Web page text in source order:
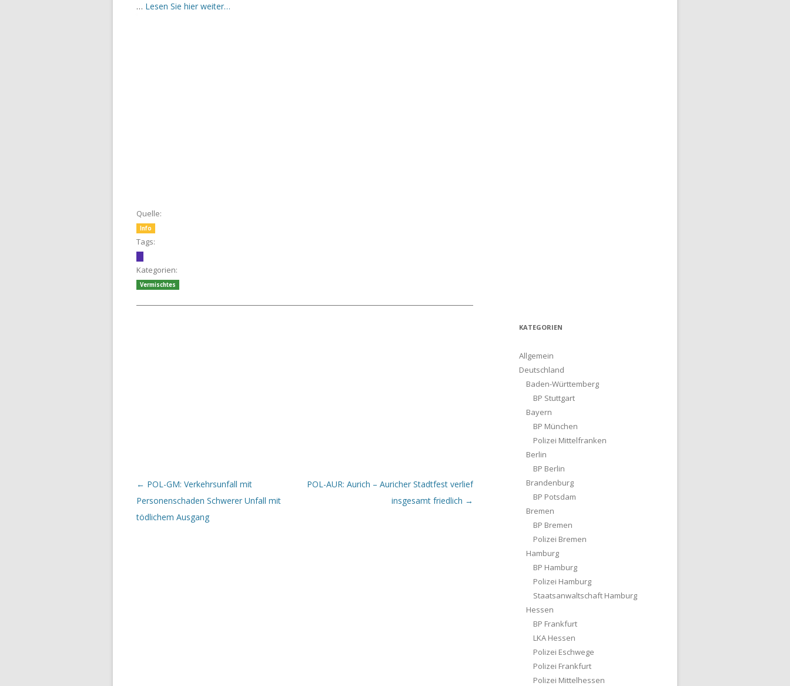
… Lesen Sie hier weiter…
Quelle:
Info
Tags:
Kategorien:
Vermischtes
Beitrags-Navigation
← POL-GM: Verkehrsunfall mit
Personenschaden Schwerer Unfall mit
tödlichem Ausgang
POL-AUR: Aurich – Auricher Stadtfest verlief
insgesamt friedlich →
KATEGORIEN
Allgemein
Deutschland
Baden-Württemberg
BP Stuttgart
Bayern
BP München
Polizei Mittelfranken
Berlin
BP Berlin
Brandenburg
BP Potsdam
Bremen
BP Bremen
Polizei Bremen
Hamburg
BP Hamburg
Polizei Hamburg
Staatsanwaltschaft Hamburg
Hessen
BP Frankfurt
LKA Hessen
Polizei Eschwege
Polizei Frankfurt
Polizei Mittelhessen